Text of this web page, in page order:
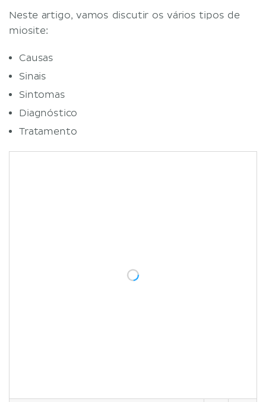
Neste artigo, vamos discutir os vários tipos de
miosite:
Causas
Sinais
Sintomas
Diagnóstico
Tratamento